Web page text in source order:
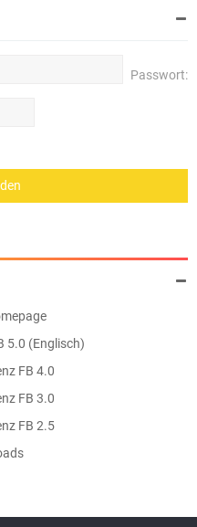
Passwort:
5.0 (Englisch)
FB 4.0
FB 3.0
FB 2.5